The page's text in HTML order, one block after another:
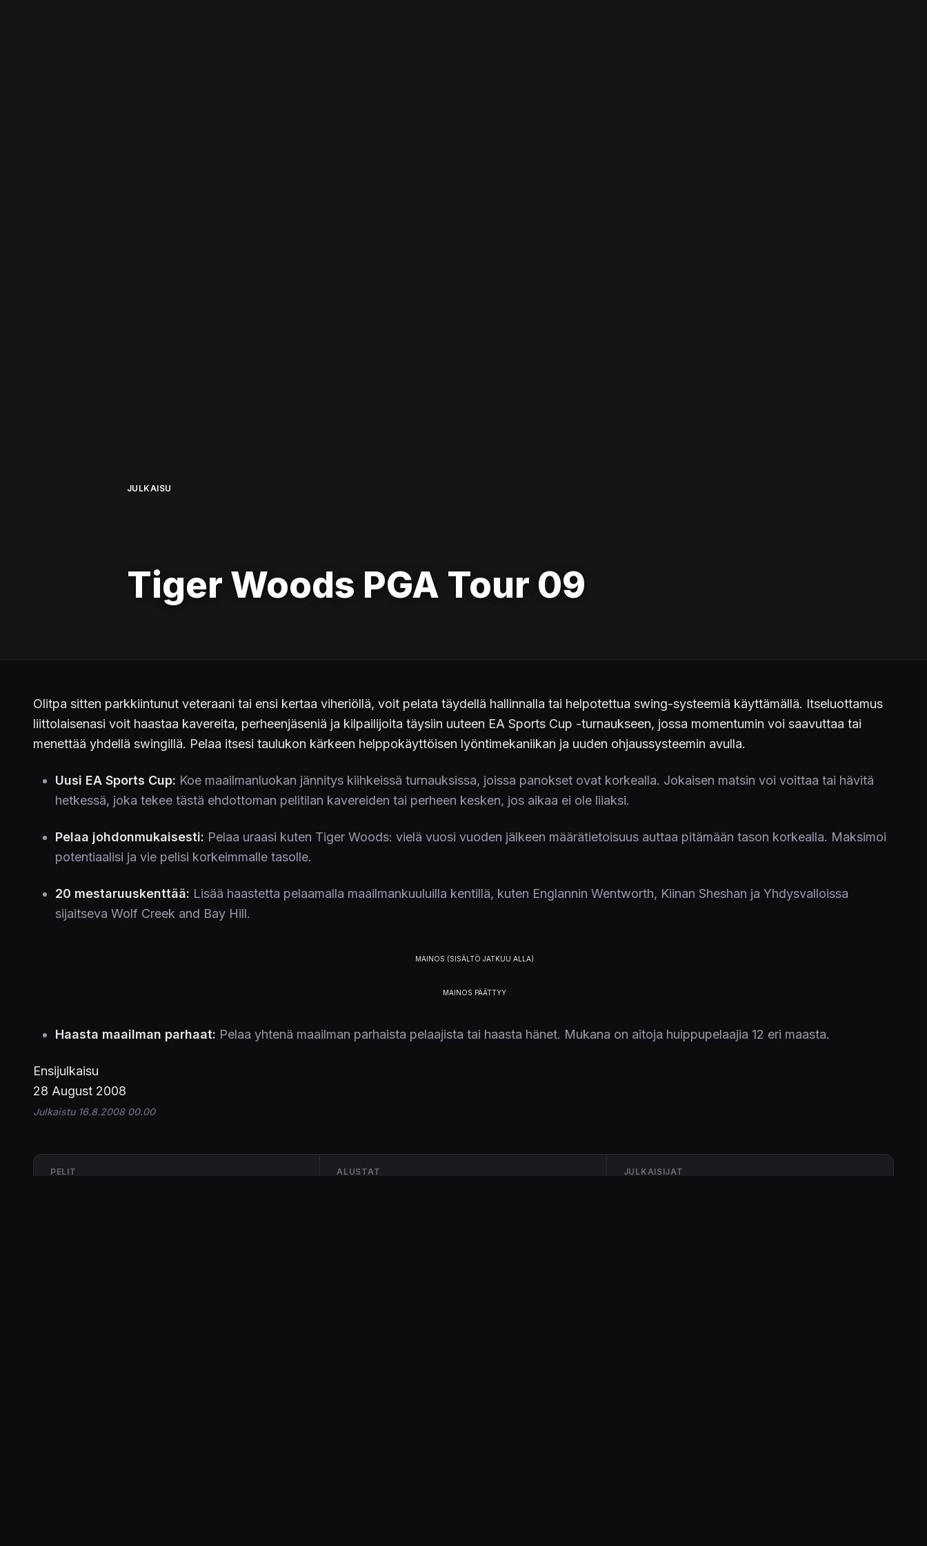
JULKAISU
Tiger Woods PGA Tour 09
Olitpa sitten parkkiintunut veteraani tai ensi kertaa viheriöllä, voit pelata täydellä hallinnalla tai helpotettua swing-systeemiä käyttämällä. Itseluottamus
liittolaisenasi voit haastaa kavereita, perheenjäseniä ja kilpailijoita täysiin uuteen EA Sports Cup -turnaukseen, jossa momentumin voi saavuttaa tai
menettää yhdellä swingillä. Pelaa itsesi taulukon kärkeen helppokäyttöisen lyöntimekaniikan ja uuden ohjaussysteemin avulla.
Uusi EA Sports Cup: Koe maailmanluokan jännitys kiihkeissä turnauksissa, joissa panokset ovat korkealla. Jokaisen matsin voi voittaa tai hävitä
hetkessä, joka tekee tästä ehdottoman pelitilan kavereiden tai perheen kesken, jos aikaa ei ole liiaksi.
Pelaa johdonmukaisesti: Pelaa uraasi kuten Tiger Woods: vielä vuosi vuoden jälkeen määrätietoisuus auttaa pitämään tason korkealla. Maksimoi
potentiaalisi ja vie pelisi korkeimmalle tasolle.
20 mestaruuskenttää: Lisää haastetta pelaamalla maailmankuuluilla kentillä, kuten Englannin Wentworth, Kiinan Sheshan ja Yhdysvalloissa
sijaitseva Wolf Creek and Bay Hill.
Haasta maailman parhaat: Pelaa yhtenä maailman parhaista pelaajista tai haasta hänet. Mukana on aitoja huippupelaajia 12 eri maasta.
Ensijulkaisu
28 August 2008
Julkaistu 16.8.2008 00.00
PELIT ALUSTAT JULKAISIJAT